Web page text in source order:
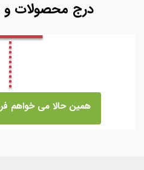
درج محصولات و
همین حالا می خواهم